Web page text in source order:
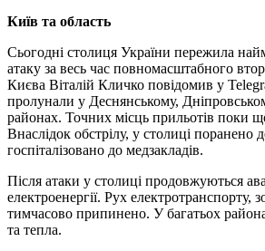
Київ та область
Сьогодні столиця України пережила
атаку за весь час повномасштабного
Києва Віталій Кличко повідомив у
пролунали у Деснянському,
районах. Точних місць прильотів поки
Внаслідок обстрілу, у столиці поранено
госпіталізовано до медзакладів.
Після атаки у столиці продовжуються
електроенергії. Рух електротранспорту,
тимчасово припинено. У багатьох
та тепла.